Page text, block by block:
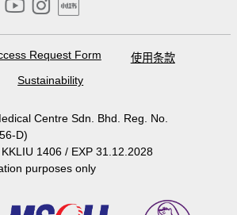
Request Form
使用条款
Sustainability
Centre Sdn. Bhd. Reg. No.
D)
1406 / EXP 31.12.2028
purposes only